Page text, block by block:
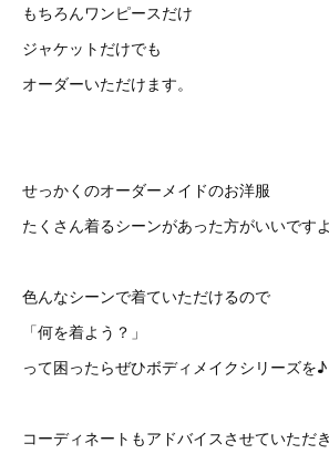
もちろんワンピースだけ
ジャケットだけでも
オーダーいただけます。
せっかくのオーダーメイドのお洋服
たくさん着るシーンがあった方がいいです
色んなシーンで着ていただけるので
「何を着よう？」
って困ったらぜひボディメイクシリーズを♪
コーディネートもアドバイスさせていただき